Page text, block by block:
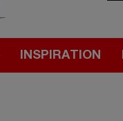
INSPIRATION